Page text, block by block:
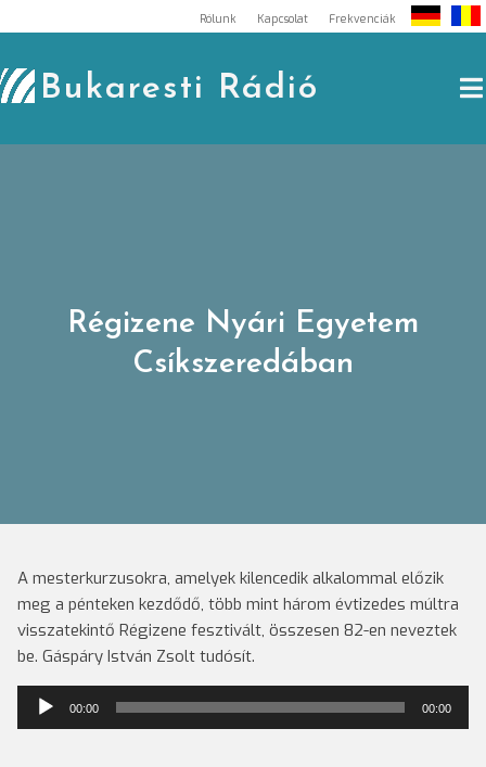
to
content
Rólunk Kapcsolat Frekvenciák
Bukaresti Rádió
Régizene Nyári Egyetem
Csíkszeredában
A mesterkurzusokra, amelyek kilencedik alkalommal előzik
meg a pénteken kezdődő, több mint három évtizedes múltra
visszatekintő Régizene fesztivált, összesen 82-en neveztek
be. Gáspáry István Zsolt tudósít.
Audió
lejátszó
00:00 00:00